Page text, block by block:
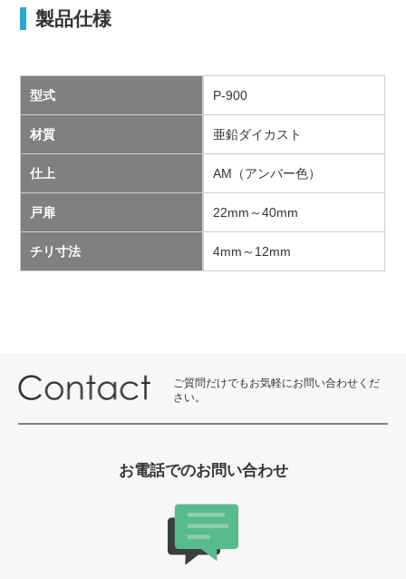
製品仕様
型式 P-900
材質 亜鉛ダイカスト
仕上 AM（アンバー色）
戸扉 22mm～40mm
チリ寸法 4mm～12mm
ご質問だけでもお気軽にお問い合わせくだ
さい。
お電話でのお問い合わせ